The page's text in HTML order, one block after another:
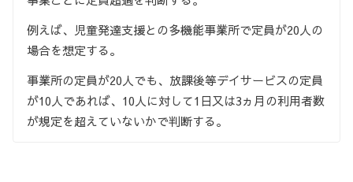
例えば、児童発達支援との多機能事業所で定員が20人の
場合を想定する。
事業所の定員が20人でも、放課後等デイサービスの定員
が10人であれば、10人に対して1日又は3ヵ月の利用者数
が規定を超えていないかで判断する。